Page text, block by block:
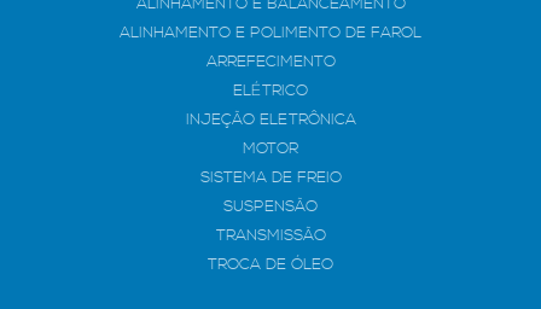
ALINHAMENTO E POLIMENTO DE FAROL
ARREFECIMENTO
ELÉTRICO
INJEÇÃO ELETRÔNICA
MOTOR
SISTEMA DE FREIO
SUSPENSÃO
TRANSMISSÃO
TROCA DE ÓLEO